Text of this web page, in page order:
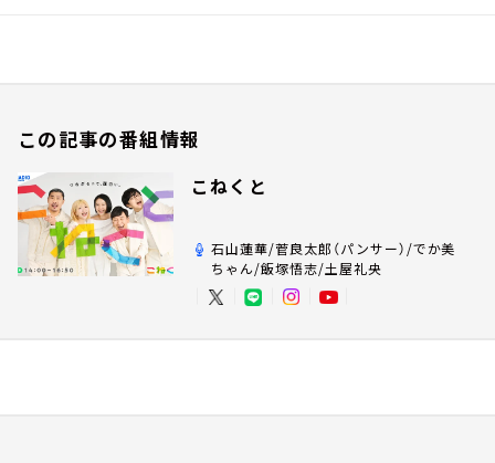
この記事の番組情報
こねくと
石山蓮華/菅良太郎（パンサー）/でか美
ちゃん/飯塚悟志/土屋礼央